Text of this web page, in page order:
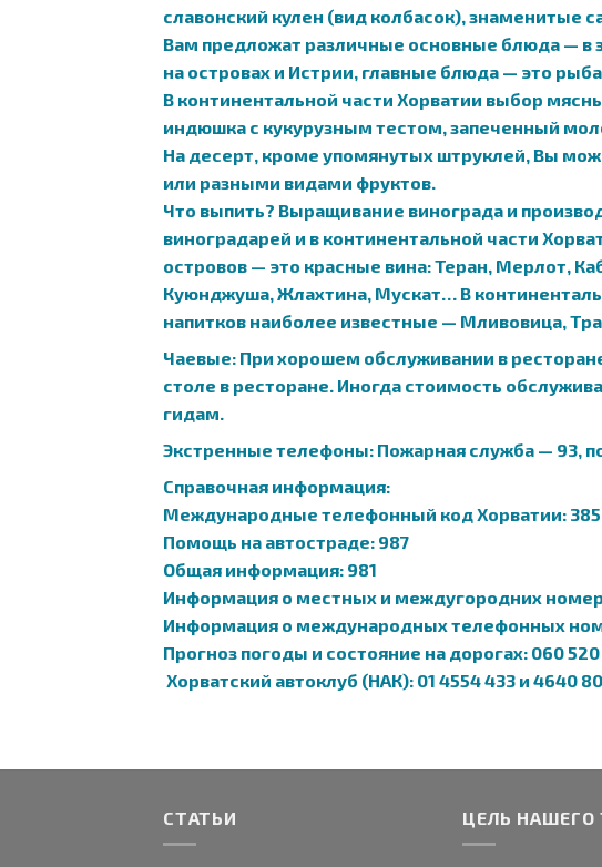
славонский кулен (вид колбасок), знаменитые
Вам предложат различные основные блюда — в
на островах и Истрии, главные блюда — это
В континентальной части Хорватии выбор
индюшка с кукурузным тестом, запеченный
На десерт, кроме упомянутых штруклей, Вы
или разными видами фруктов.
Что выпить? Выращивание винограда и
виноградарей и в континентальной части
островов — это красные вина: Теран, Мерлот,
Куюнджуша, Жлахтина, Мускат… В
напитков наиболее известные — Мливовица,
Чаевые: При хорошем обслуживании в
столе в ресторане. Иногда стоимость
гидам.
Экстренные телефоны: Пожарная служба — 93,
Справочная информация:
Международные телефонный код Хорватии: 385
Помощь на автостраде: 987
Общая информация: 981
Информация о местных и междугородних
Информация о международных телефонных
Прогноз погоды и состояние на дорогах: 060
Хорватский автоклуб (НАК): 01 4554 433 и 4640
СТАТЬИ ЦЕЛЬ НАШЕГО